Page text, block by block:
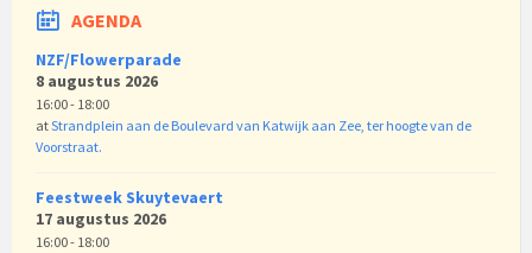
AGENDA
NZF/Flowerparade
8 augustus 2026
16:00 - 18:00
atStrandplein aan de Boulevard van Katwijk aan Zee, ter hoogte van de
Voorstraat.
Feestweek Skuytevaert
17 augustus 2026
16:00 - 18:00